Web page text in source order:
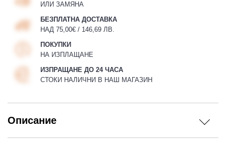
ИЛИ ЗАМЯНА
БЕЗПЛАТНА ДОСТАВКА
НАД 75,00€ / 146,69 ЛВ.
ПОКУПКИ
НА ИЗПЛАЩАНЕ
ИЗПРАЩАНЕ ДО 24 ЧАСА
СТОКИ НАЛИЧНИ В НАШ МАГАЗИН
Описание